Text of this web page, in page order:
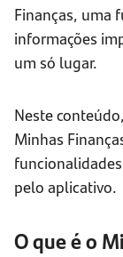
Finanças, uma
informações
um só lugar.
Neste
Minhas
pelo aplicativo.
O que é o